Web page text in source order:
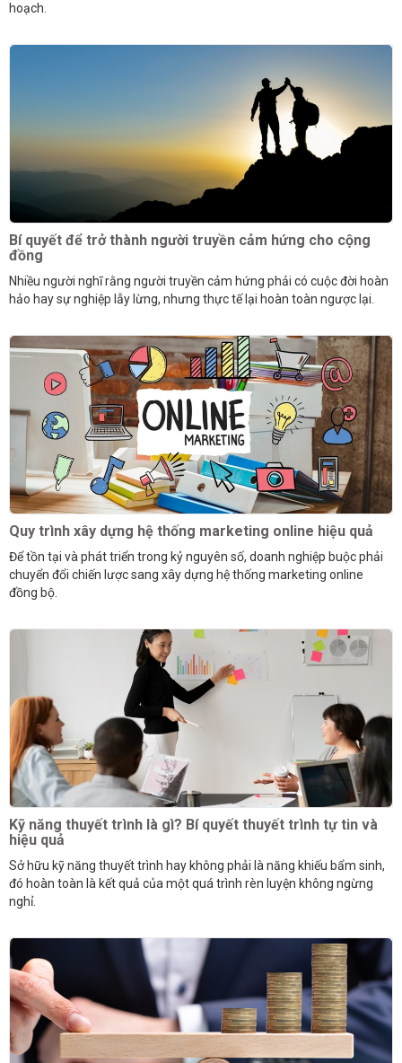
hoạch.
Bí quyết để trở thành người truyền cảm hứng cho cộng
đồng
Nhiều người nghĩ rằng người truyền cảm hứng phải có cuộc đời hoàn
hảo hay sự nghiệp lẫy lừng, nhưng thực tế lại hoàn toàn ngược lại.
Quy trình xây dựng hệ thống marketing online hiệu quả
Để tồn tại và phát triển trong kỷ nguyên số, doanh nghiệp buộc phải
chuyển đổi chiến lược sang xây dựng hệ thống marketing online
đồng bộ.
Kỹ năng thuyết trình là gì? Bí quyết thuyết trình tự tin và
hiệu quả
Sở hữu kỹ năng thuyết trình hay không phải là năng khiếu bẩm sinh,
đó hoàn toàn là kết quả của một quá trình rèn luyện không ngừng
nghỉ.